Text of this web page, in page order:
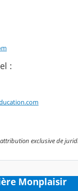
:
exclusive de
Monplaisir